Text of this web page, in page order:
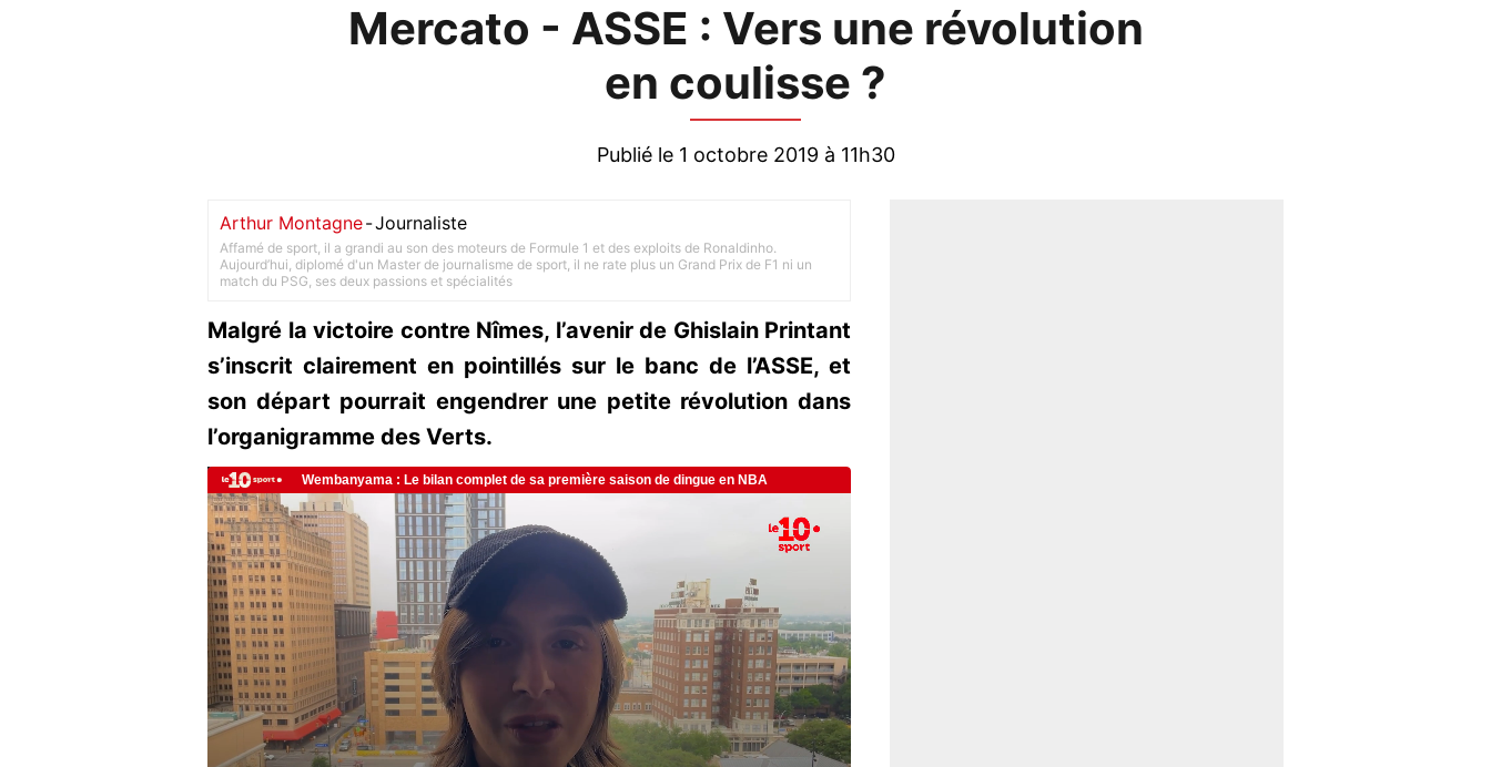
Mercato - ASSE : Vers une révolution
en coulisse ?
Publié le 1 octobre 2019 à 11h30
Arthur Montagne-Journaliste
Affamé de sport, il a grandi au son des moteurs de Formule 1 et des exploits de Ronaldinho.
Aujourd’hui, diplomé d'un Master de journalisme de sport, il ne rate plus un Grand Prix de F1 ni un
match du PSG, ses deux passions et spécialités
Malgré la victoire contre Nîmes, l’avenir de Ghislain Printant
s’inscrit clairement en pointillés sur le banc de l’ASSE, et
son départ pourrait engendrer une petite révolution dans
l’organigramme des Verts.